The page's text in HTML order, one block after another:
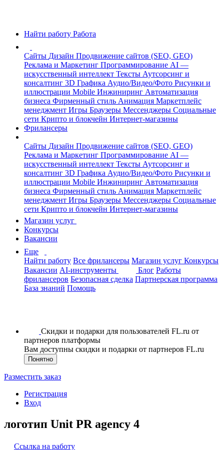
Найти работу Работа
Сайты Дизайн Продвижение сайтов (SEO, GEO)
Реклама и Маркетинг Программирование AI —
искусственный интеллект Тексты Аутсорсинг и
консалтинг 3D Графика Аудио/Видео/Фото Рисунки и
иллюстрации Mobile Инжиниринг Автоматизация
бизнеса Фирменный стиль Анимация Маркетплейс
менеджмент Игры Браузеры Мессенджеры Социальные
сети Крипто и блокчейн Интернет-магазины
Фрилансеры
Сайты Дизайн Продвижение сайтов (SEO, GEO)
Реклама и Маркетинг Программирование AI —
искусственный интеллект Тексты Аутсорсинг и
консалтинг 3D Графика Аудио/Видео/Фото Рисунки и
иллюстрации Mobile Инжиниринг Автоматизация
бизнеса Фирменный стиль Анимация Маркетплейс
менеджмент Игры Браузеры Мессенджеры Социальные
сети Крипто и блокчейн Интернет-магазины
Магазин услуг
Конкурсы
Вакансии
Еще
Найти работу Все фрилансеры Магазин услуг Конкурсы
Вакансии AI-инструменты Блог Работы
фрилансеров Безопасная сделка Партнерская программа
База знаний Помощь
Скидки и подарки для пользователей FL.ru от
партнеров платформы
Вам доступны скидки и подарки от партнеров FL.ru
Понятно
Разместить заказ
Регистрация
Вход
логотип Unit PR agency 4
Ссылка на работу